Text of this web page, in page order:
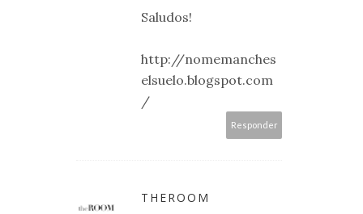
Saludos!
http://nomemanches
elsuelo.blogspot.com
/
Responder
THEROOM